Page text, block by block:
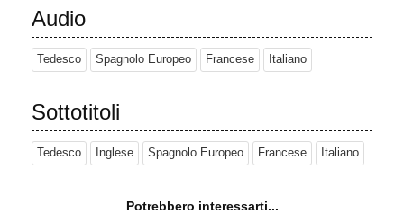
Audio
Tedesco Spagnolo Europeo Francese Italiano
Sottotitoli
Tedesco Inglese Spagnolo Europeo Francese Italiano
Potrebbero interessarti...